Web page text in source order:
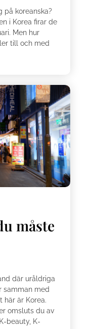
på koreanska?
i Korea firar de
Men hur
till och med
måste
där uråldriga
samman med
här är Korea.
omsluts du av
beauty, K-